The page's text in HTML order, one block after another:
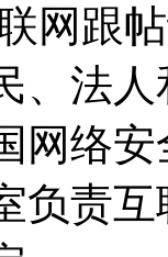
网跟
、法
网络
负责